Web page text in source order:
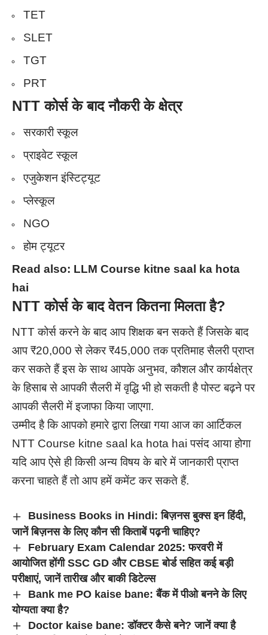
TET
SLET
TGT
PRT
NTTकोर्स के बाद नौकरी के क्षेत्र
सरकारी स्कूल
प्राइवेट स्कूल
एजुकेशन इंस्टिट्यूट
प्लेस्कूल
NGO
होम ट्यूटर
Read also: LLM Course kitne saal ka hota
hai
NTT कोर्स के बाद वेतन कितना मिलता है?
NTT कोर्स करने के बाद आप शिक्षक बन सकते हैं जिसके बाद
आप ₹20,000 से लेकर ₹45,000 तक प्रतिमाह सैलरी प्राप्त
कर सकते हैं इस के साथ आपके अनुभव, कौशल और कार्यक्षेत्र
के हिसाब से आपकी सैलरी में वृद्धि भी हो सकती है पोस्ट बढ़ने पर
आपकी सैलरी में इजाफा किया जाएगा.
उम्मीद है कि आपको हमारे द्वारा लिखा गया आज का आर्टिकल
NTT Course kitne saal ka hota hai पसंद आया होगा
यदि आप ऐसे ही किसी अन्य विषय के बारे में जानकारी प्राप्त
करना चाहते हैं तो आप हमें कमेंट कर सकते हैं.
Business Books in Hindi: बिज़नस बुक्स इन हिंदी,
जानें बिज़नस के लिए कौन सी किताबें पढ़नी चाहिए?
February Exam Calendar 2025: फरवरी में
आयोजित होंगी SSC GD और CBSE बोर्ड सहित कई बड़ी
परीक्षाएं, जानें तारीख और बाकी डिटेल्स
Bank me PO kaise bane: बैंक में पीओ बनने के लिए
योग्यता क्या है?
Doctor kaise bane: डॉक्टर कैसे बने? जानें क्या है